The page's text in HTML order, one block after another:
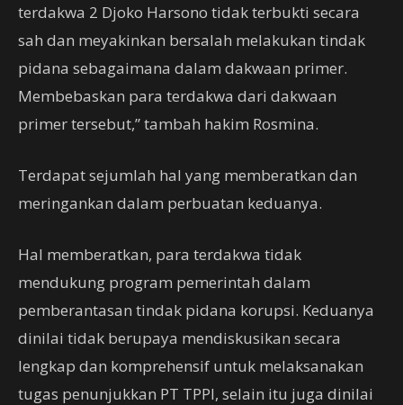
terdakwa 2 Djoko Harsono tidak terbukti secara
sah dan meyakinkan bersalah melakukan tindak
pidana sebagaimana dalam dakwaan primer.
Membebaskan para terdakwa dari dakwaan
primer tersebut,” tambah hakim Rosmina.
Terdapat sejumlah hal yang memberatkan dan
meringankan dalam perbuatan keduanya.
Hal memberatkan, para terdakwa tidak
mendukung program pemerintah dalam
pemberantasan tindak pidana korupsi. Keduanya
dinilai tidak berupaya mendiskusikan secara
lengkap dan komprehensif untuk melaksanakan
tugas penunjukkan PT TPPI, selain itu juga dinilai